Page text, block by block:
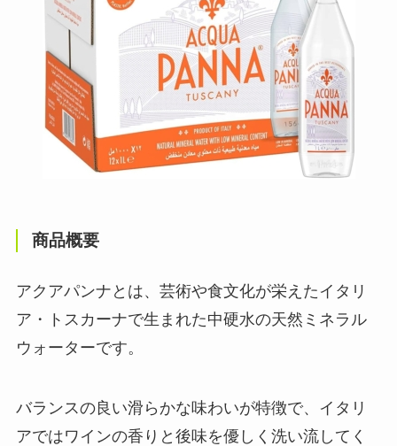
商品概要
アクアパンナとは、芸術や食文化が栄えたイタリ
ア・トスカーナで生まれた中硬水の天然ミネラル
ウォーターです。
バランスの良い滑らかな味わいが特徴で、イタリ
アではワインの香りと後味を優しく洗い流してく